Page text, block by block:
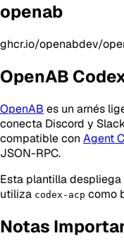
openab
ghcr.io/openabdev/
OpenAB
OpenAB es un arnés
conecta Discord y
compatible con Agent
JSON-RPC.
Esta plantilla
utiliza codex-acp como
Notas